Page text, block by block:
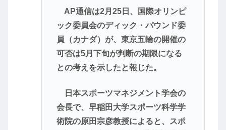
AP通信は2月25日、国際オリンピ
ック委員会のディック・パウンド委
員（カナダ）が、東京五輪の開催の
可否は5月下旬が判断の期限になる
との考えを示したと報じた。
日本スポーツマネジメント学会の
会長で、早稲田大学スポーツ科学学
術院の原田宗彦教授によると、スポ